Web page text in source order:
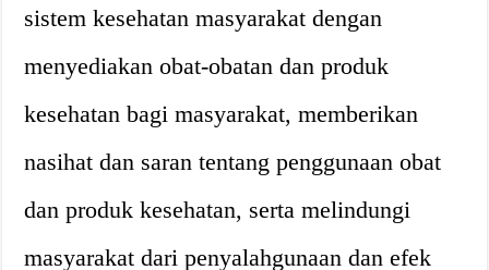
sistem kesehatan masyarakat dengan
menyediakan obat-obatan dan produk
kesehatan bagi masyarakat, memberikan
nasihat dan saran tentang penggunaan obat
dan produk kesehatan, serta melindungi
masyarakat dari penyalahgunaan dan efek